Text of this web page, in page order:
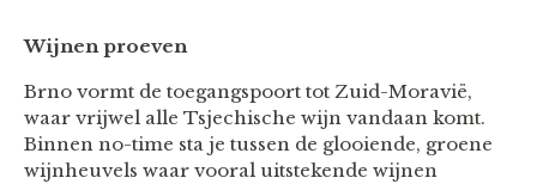
Wijnen proeven
Brno vormt de toegangspoort tot Zuid-Moravië,
waar vrijwel alle Tsjechische wijn vandaan komt.
Binnen no-time sta je tussen de glooiende, groene
wijnheuvels waar vooral uitstekende wijnen